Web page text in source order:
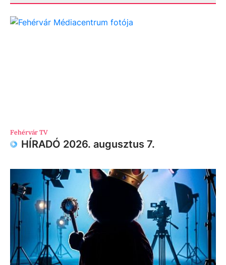
Fehérvár TV
HÍRADÓ 2026. augusztus 7.